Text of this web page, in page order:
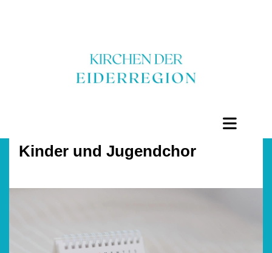
Kinder und Jugendchor